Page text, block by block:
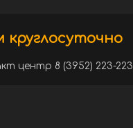
центр 8 (3952) 223-223